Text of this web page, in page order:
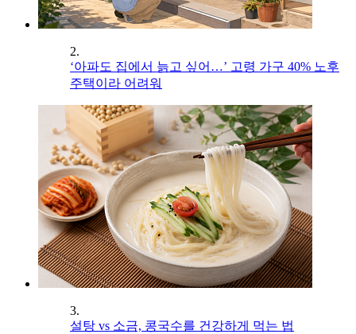
2.
‘아파도 집에서 늙고 싶어…’ 고령 가구 40% 노후
주택이라 어려워
3.
설탕 vs 소금, 콩국수를 건강하게 먹는 법